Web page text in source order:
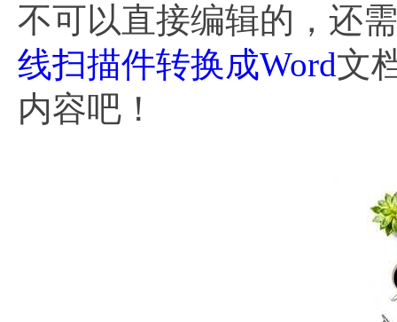
不可以直接编辑的，还
线扫描件转换成Word文
内容吧！